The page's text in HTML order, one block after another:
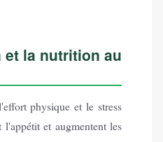
la nutrition au
physique et le stress
l'appétit et augmentent les